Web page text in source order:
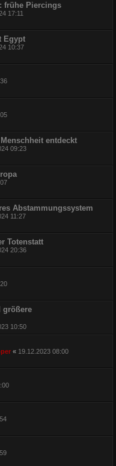
frühe Piercings
17:11
Egypt
10:37
entdeckt
09:23
Abstammungssystem
11:27
Totenstatt
20:36
größere
10:50
« 19.12.2023 08:00